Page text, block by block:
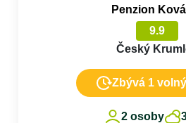
Penzion
9.9
Český
Zbývá 1
2 osoby